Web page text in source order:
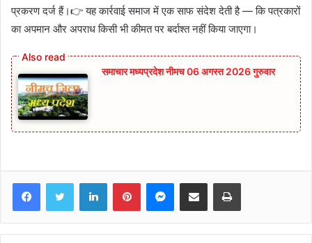
प्रकरण दर्ज हैं।👉 यह कार्रवाई समाज में एक साफ संदेश देती है — कि पत्रकारों
का अपमान और अपराध किसी भी कीमत पर बर्दाश्त नहीं किया जाएगा।
समाचार मध्यप्रदेश नीमच 06 अगस्त 2026 गुरुवार
FacebookTwitter LinkedInPinterestMessenger
Share via Email Print